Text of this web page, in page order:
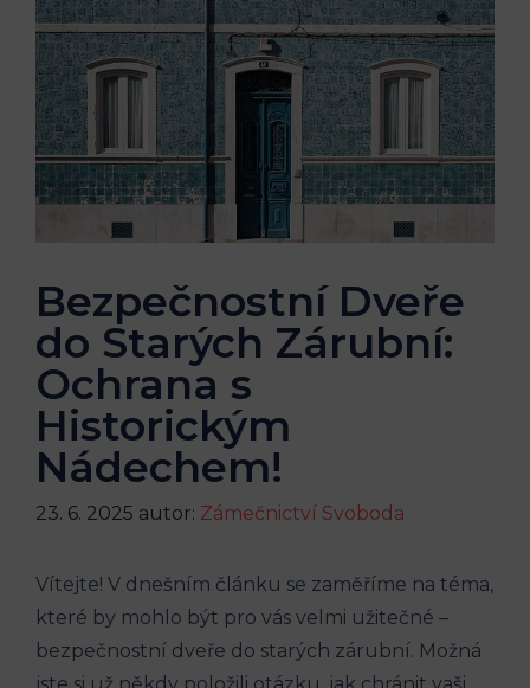
Bezpečnostní Dveře
do Starých Zárubní:
Ochrana s
Historickým
Nádechem!
23. 6. 2025 autor: Zámečnictví Svoboda
Vítejte! V dnešním článku se zaměříme na téma,
které by mohlo být pro vás velmi užitečné –
bezpečnostní dveře do starých zárubní. Možná